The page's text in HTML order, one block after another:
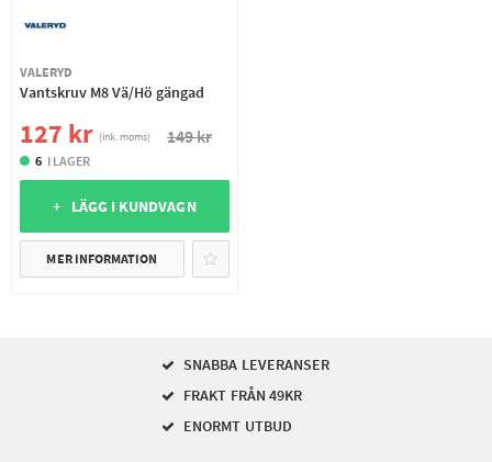
VALERYD
Vantskruv M8 Vä/Hö gängad
127 kr (ink. moms) 149 kr
6 I LAGER
+ LÄGG I KUNDVAGN
MER INFORMATION
SNABBA LEVERANSER
FRAKT FRÅN 49KR
ENORMT UTBUD